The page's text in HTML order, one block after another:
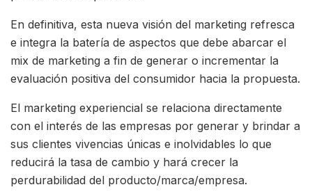
En definitiva, esta nueva visión del marketing refresca
e integra la batería de aspectos que debe abarcar el
mix de marketing a fin de generar o incrementar la
evaluación positiva del consumidor hacia la propuesta.
El marketing experiencial se relaciona directamente
con el interés de las empresas por generar y brindar a
sus clientes vivencias únicas e inolvidables lo que
reducirá la tasa de cambio y hará crecer la
perdurabilidad del producto/marca/empresa.